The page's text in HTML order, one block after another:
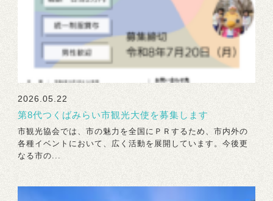
2026.05.22
第8代つくばみらい市観光大使を募集します
市観光協会では、市の魅力を全国にＰＲするため、市内外の
各種イベントにおいて、広く活動を展開しています。今後更
なる市の...